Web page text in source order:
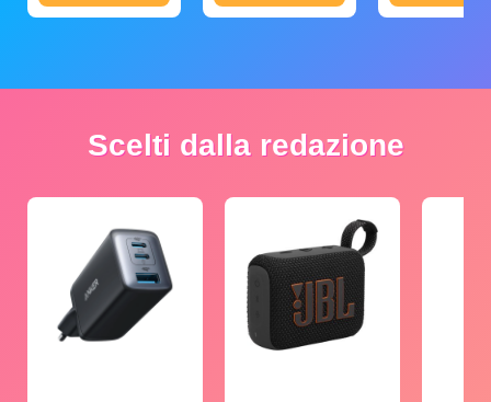
Scelti dalla redazione